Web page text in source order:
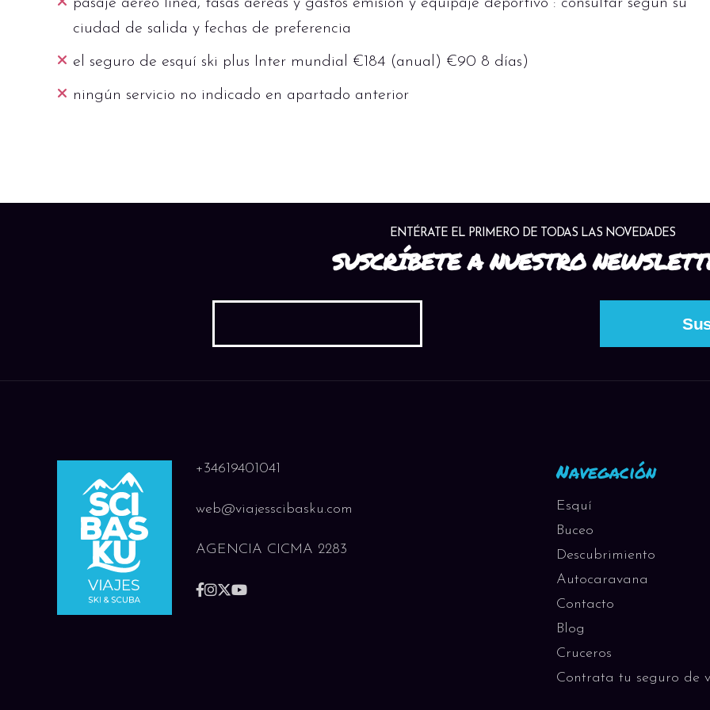
pasaje aéreo línea, tasas aéreas y gastos emisión y equipaje deportivo : consultar según su
ciudad de salida y fechas de preferencia
el seguro de esquí ski plus Inter mundial €184 (anual) €90 8 días)
ningún servicio no indicado en apartado anterior
ENTÉRATE EL PRIMERO DE TODAS LAS NOVEDADES
SUSCRÍBETE A NUESTRO
+34619401041
web@viajesscibasku.com
AGENCIA CICMA 2283
Navegación
Esquí
Buceo
Descubrimiento
Autocaravana
Contacto
Blog
Cruceros
Contrata tu seguro de